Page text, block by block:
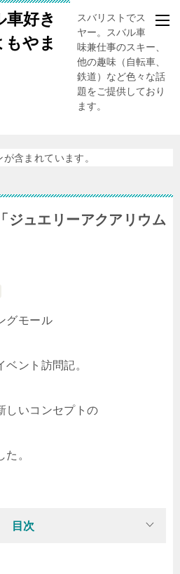
好き
やま
スバリストでスキー
ヤー。スバル車、趣
味兼仕事のスキー、
他の趣味（自転車、
鉄道）など色々な話
題をご提供しており
ます。
含まれています。
ジュエリーアクアリウム
グモール
ント訪問記。
しいコンセプトの
。
目次